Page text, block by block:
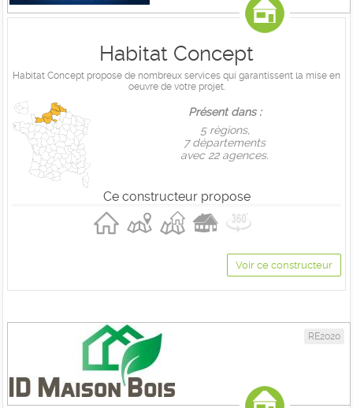
Habitat Concept
Habitat Concept propose de nombreux services qui garantissent la mise en
oeuvre de votre projet.
Présent dans :
5 règions,
7 départements
avec 22 agences.
Ce constructeur propose
Voir ce constructeur
RE2020